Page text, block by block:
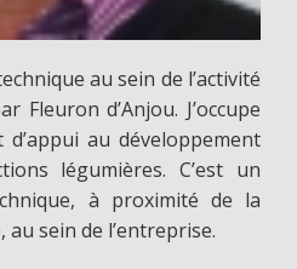
au sein de l’activité
Fleuron d’Anjou. J’occupe
au développement
légumières. C’est un
à proximité de la
sein de l’entreprise.